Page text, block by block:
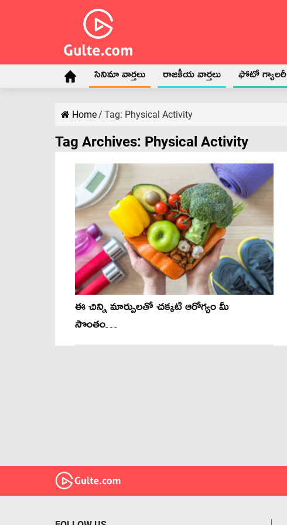
సినిమా వార్తలు రాజకీయ వార్తలు ఫోటో గ్యాలరీ
Home/ Tag: Physical Activity
Tag Archives: Physical Activity
ఈ చిన్ని మార్పులతో చక్కటి ఆరోగ్యం మీ
సొంతం…